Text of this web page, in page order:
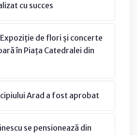
cu succes
de flori și concerte
în Piața Catedralei din
Arad a fost aprobat
se pensionează din